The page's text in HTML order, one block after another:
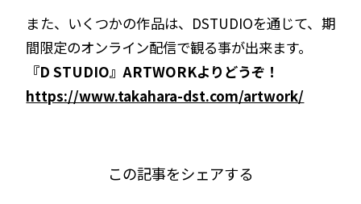
また、いくつかの作品は、DSTUDIOを通じて、期
間限定のオンライン配信で観る事が出来ます。
『D STUDIO』ARTWORKよりどうぞ！
https://www.takahara-dst.com/artwork/
この記事をシェアする